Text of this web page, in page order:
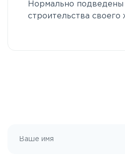
Нормально подведены
строительства своего